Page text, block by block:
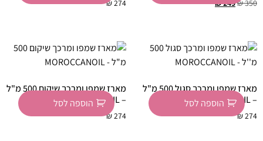
₪350
₪249
₪274
מארז שמפו ומרכך סגול 500 מ"ל
– MOROCCANOIL
₪274
הוספה לסל
מארז שמפו ומרכך שיקום 500 מ"ל
– MOROCCANOIL
₪274
הוספה לסל